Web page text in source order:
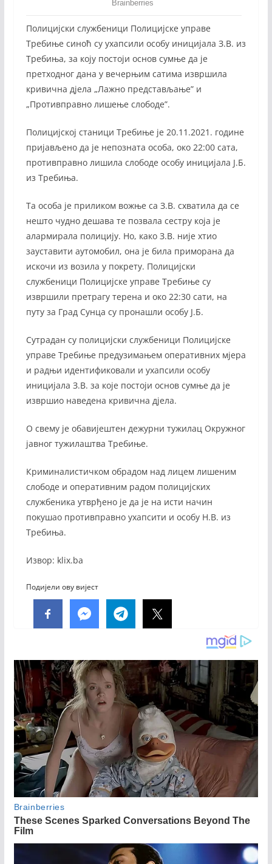
Полицијски службеници Полицијске управе
Требиње синоћ су ухапсили особу иницијала З.В. из
Требиња, за коју постоји основ сумње да је
претходног дана у вечерњим сатима извршила
кривична дјела „Лажно представљање” и
„Противправно лишење слободе”.
Полицијској станици Требиње је 20.11.2021. године
пријављено да је непозната особа, око 22:00 сата,
противправно лишила слободе особу иницијала Ј.Б.
из Требиња.
Та особа је приликом вожње са З.В. схватила да се
нешто чудно дешава те позвала сестру која је
алармирала полицију. Но, како З.В. није хтио
зауставити аутомобил, она је била приморана да
искочи из возила у покрету. Полицијски
службеници Полицијске управе Требиње су
извршили претрагу терена и око 22:30 сати, на
путу за Град Сунца су пронашли особу Ј.Б.
Сутрадан су полицијски службеници Полицијске
управе Требиње предузимањем оперативних мјера
и радњи идентификовали и ухапсили особу
иницијала З.В. за које постоји основ сумње да је
извршио наведена кривична дјела.
О свему је обавијештен дежурни тужилац Окружног
јавног тужилаштва Требиње.
Криминалистичком обрадом над лицем лишеним
слободе и оперативним радом полицијских
службеника утврђено је да је на исти начин
покушао противправно ухапсити и особу Н.В. из
Требиња.
Извор: klix.ba
Подијели ову вијест